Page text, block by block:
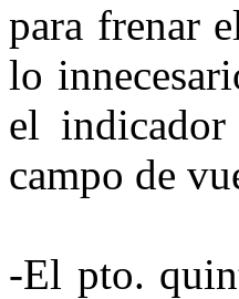
para frenar
lo
el
campo de
-El pto.